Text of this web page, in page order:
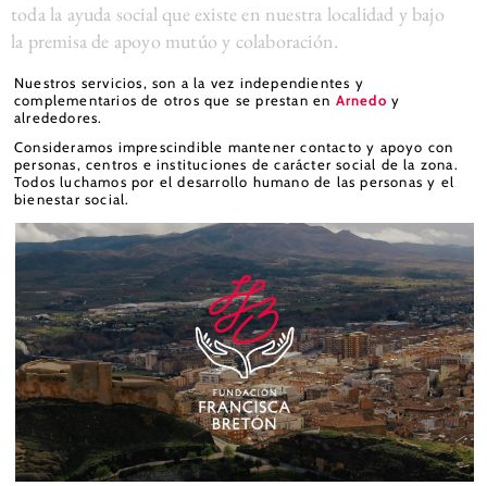
toda la ayuda social que existe en nuestra localidad y bajo
la premisa de apoyo mutúo y colaboración.
Nuestros servicios, son a la vez independientes y
complementarios de otros que se prestan en Arnedo y
alrededores.
Consideramos imprescindible mantener contacto y apoyo con
personas, centros e instituciones de carácter social de la zona.
Todos luchamos por el desarrollo humano de las personas y el
bienestar social.